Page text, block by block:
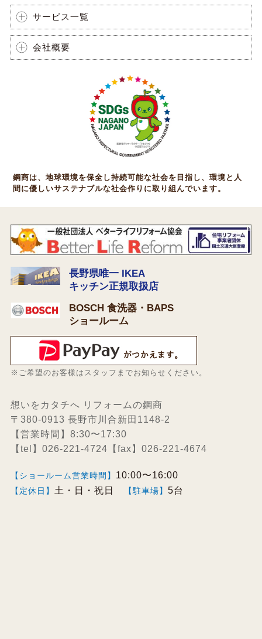
サービス一覧
会社概要
鋼商は、地球環境を保全し持続可能な社会を目指し、環境と人
間に優しいサステナブルな社会作りに取り組んでいます。
長野県唯一 IKEA
キッチン正規取扱店
BOSCH 食洗器・BAPS
ショールーム
※ご希望のお客様はスタッフまでお知らせください。
想いをカタチへ リフォームの鋼商
〒380-0913 長野市川合新田1148-2
【営業時間】8:30〜17:30
【tel】026-221-4724【fax】026-221-4674
【ショールーム営業時間】 10:00〜16:00
【定休日】 土・日・祝日 【駐車場】 5台